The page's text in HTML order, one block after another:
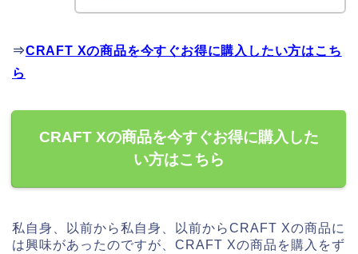
⇒CRAFT Xの商品を今すぐお得に購入したい方はこち
ら
CRAFT Xの商品を今すぐお得に購入した
い方はこちら
私自身、以前から私自身、以前からCRAFT Xの商品に
は興味があったのですが、CRAFT Xの商品を購入をず